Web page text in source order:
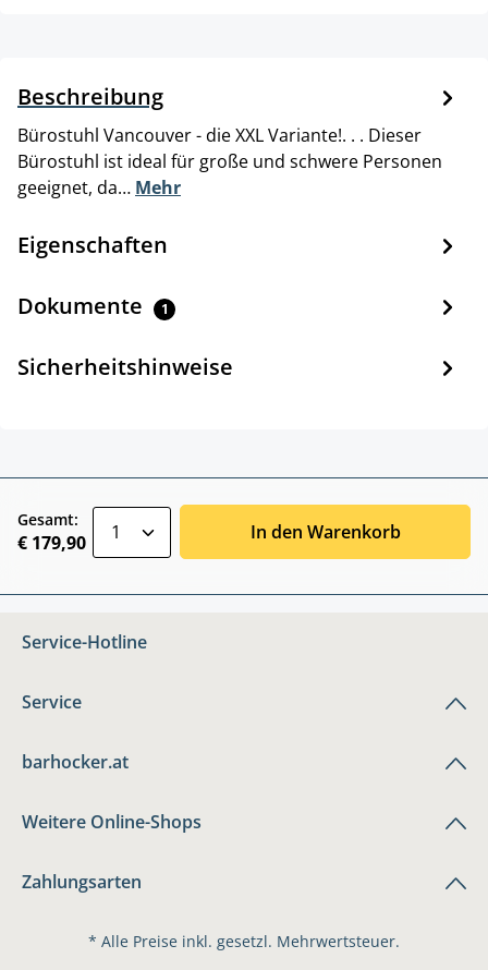
Beschreibung
Bürostuhl Vancouver - die XXL Variante!. . . Dieser
Bürostuhl ist ideal für große und schwere Personen
geeignet, da… Mehr
Eigenschaften
Dokumente 1
Sicherheitshinweise
Gesamt:
€ 179,90 In den Warenkorb
Service-Hotline
Service
barhocker.at
Weitere Online-Shops
Zahlungsarten
* Alle Preise inkl. gesetzl. Mehrwertsteuer.